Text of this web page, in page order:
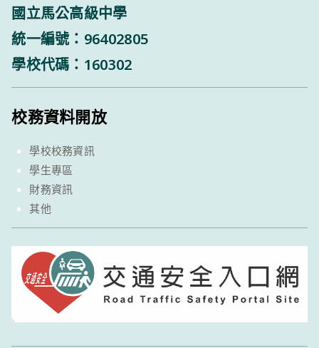
國立馬公高級中學
統一編號：96402805
學校代碼：160302
校務資料開放
學校校務資訊
學生專區
財務資訊
其他